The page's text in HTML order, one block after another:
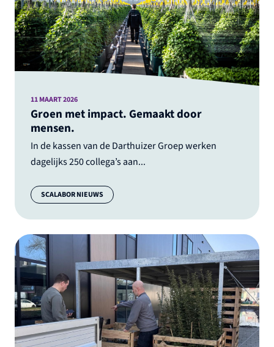
Groen met impact. Gemaakt door
mensen.
In de kassen van de Darthuizer Groep werken
dagelijks 250 collega’s aan...
11 MAART 2026
Categorie:
SCALABOR NIEUWS